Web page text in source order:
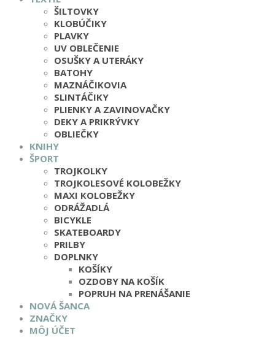
ŠILTOVKY
KLOBÚČIKY
PLAVKY
UV OBLEČENIE
OSUŠKY A UTERÁKY
BATOHY
MAZNÁČIKOVIA
SLINTÁČIKY
PLIENKY A ZAVINOVAČKY
DEKY A PRIKRÝVKY
OBLIEČKY
KNIHY
ŠPORT
TROJKOLKY
TROJKOLESOVÉ KOLOBEŽKY
MAXI KOLOBEŽKY
ODRÁŽADLÁ
BICYKLE
SKATEBOARDY
PRILBY
DOPLNKY
KOŠÍKY
OZDOBY NA KOŠÍK
POPRUH NA PRENÁŠANIE
NOVÁ ŠANCA
ZNAČKY
MÔJ ÚČET